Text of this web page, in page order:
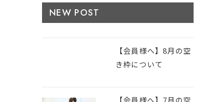
NEW POST
【会員様へ】8月の空
き枠について
【会員様へ】7月の空